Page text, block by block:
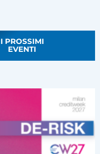
I PROSSIMI
EVENTI